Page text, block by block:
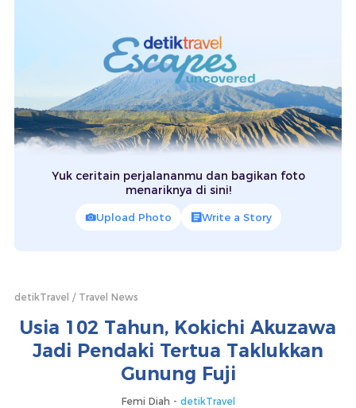
Yuk ceritain perjalananmu dan bagikan foto
menariknya di sini!
Upload Photo Write a Story
detikTravel Travel News
Usia 102 Tahun, Kokichi Akuzawa
Jadi Pendaki Tertua Taklukkan
Gunung Fuji
Femi Diah - detikTravel